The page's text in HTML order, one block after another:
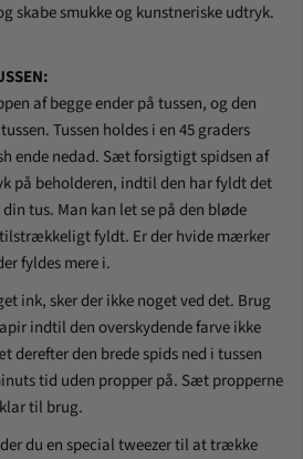
skabe smukke og kunstneriske udtryk.
af begge ender på tussen, og den
Tussen holdes i en 45 graders
ende nedad. Sæt forsigtigt spidsen af
på beholderen, indtil den har fyldt det
tus. Man kan let se på den bløde
tilstrækkeligt fyldt. Er der hvide mærker
fyldes mere i.
ink, sker der ikke noget ved det. Brug
indtil den overskydende farve ikke
den brede spids ned i tussen
tid uden propper på. Sæt propperne
til brug.
du en special tweezer til at trække